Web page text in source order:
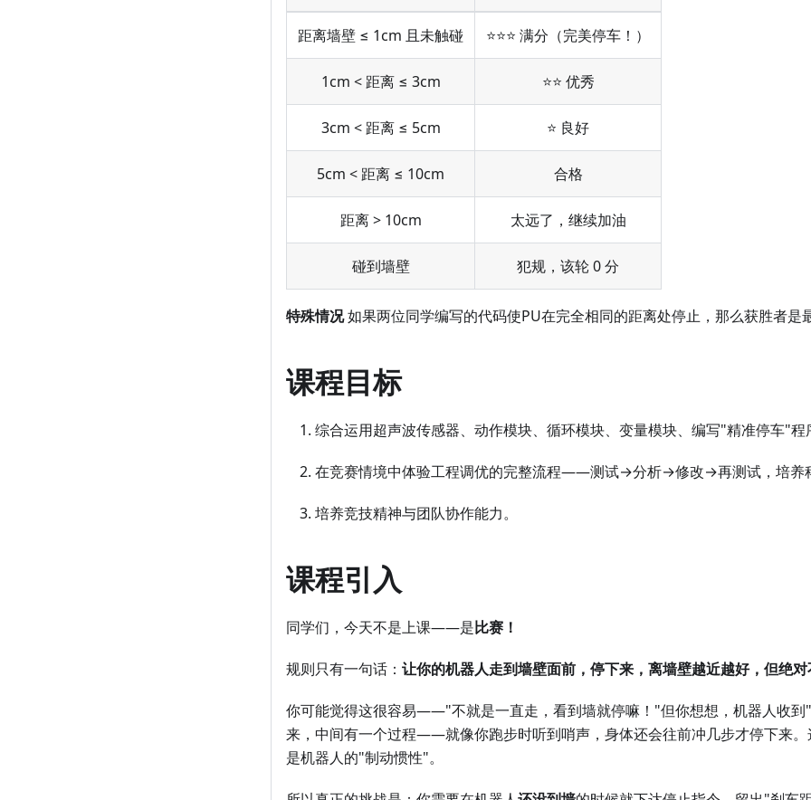
距离墙壁 ≤ 1cm 且未触碰 ⭐⭐⭐ 满分（完美停车！）
1cm < 距离 ≤ 3cm ⭐⭐ 优秀
3cm < 距离 ≤ 5cm ⭐ 良好
5cm < 距离 ≤ 10cm 合格
距离 > 10cm 太远了，继续加油
碰到墙壁 犯规，该轮 0 分
特殊情况如果两位同学编写的代码使PU在完全相同的距离处停止，那么获胜者是
课程目标
综合运用超声波传感器、动作模块、循环模块、变量模块、编写"精准停车"程
在竞赛情境中体验工程调优的完整流程——测试→分析→修改→再测试，培养
培养竞技精神与团队协作能力。
课程引入
同学们，今天不是上课——是比赛！
规则只有一句话： 让你的机器人走到墙壁面前，停下来，离墙壁越近越好，但绝对
你可能觉得这很容易——"不就是一直走，看到墙就停嘛！"但你想想，机器人收到
来，中间有一个过程——就像你跑步时听到哨声，身体还会往前冲几步才停下来
是机器人的"制动惯性"。